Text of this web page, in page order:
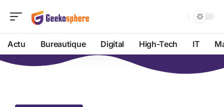
Actu Bureautique Digital High-Tech IT